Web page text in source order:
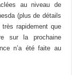
au niveau de
(plus de détails
rapidement que
sur la prochaine
n’a été faite au